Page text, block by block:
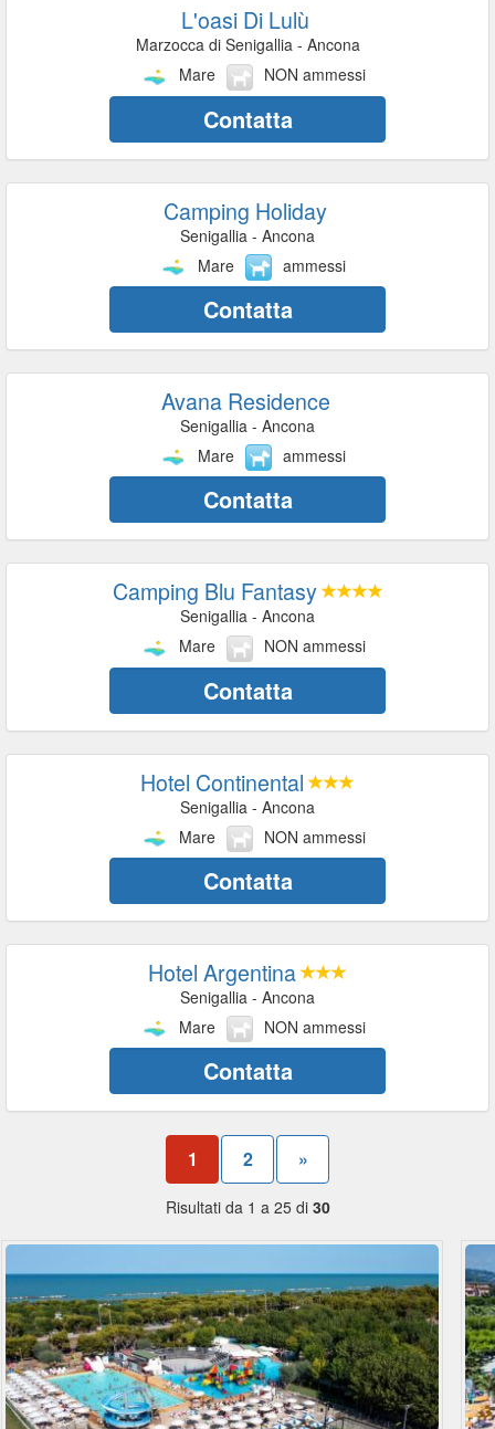
L'oasi Di Lulù
Marzocca di Senigallia - Ancona
Mare
NON ammessi
Contatta
Camping Holiday
Senigallia - Ancona
Mare
ammessi
Contatta
Avana Residence
Senigallia - Ancona
Mare
ammessi
Contatta
Camping Blu Fantasy
Senigallia - Ancona
Mare
NON ammessi
Contatta
Hotel Continental
Senigallia - Ancona
Mare
NON ammessi
Contatta
Hotel Argentina
Senigallia - Ancona
Mare
NON ammessi
Contatta
1 2 »
Risultati da 1 a 25 di 30